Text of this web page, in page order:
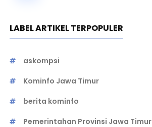
LABEL ARTIKEL TERPOPULER
askompsi
Kominfo Jawa Timur
berita kominfo
Pemerintahan Provinsi Jawa Timur